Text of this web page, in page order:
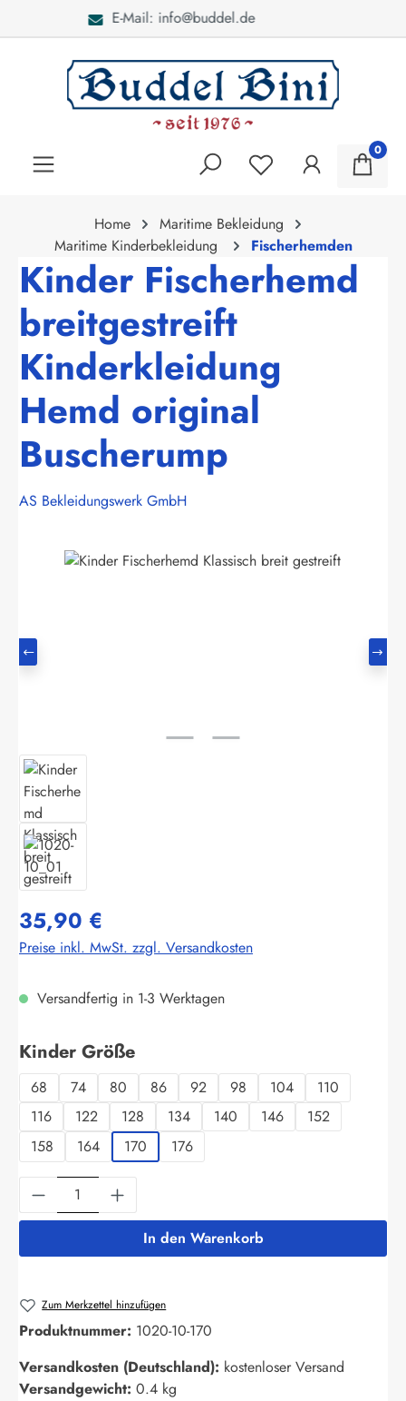
Bei Fragen: 040 - 46 28 52
0
Home
Maritime Bekleidung
Maritime Kinderbekleidung
Fischerhemden
Kinder Fischerhemd
breitgestreift
Kinderkleidung
Hemd original
Buscherump
AS Bekleidungswerk GmbH
Bildergalerie überspringen
35,90 €
Preise inkl. MwSt. zzgl. Versandkosten
Versandfertig in 1-3 Werktagen
Kinder Größeauswählen
68 74 80 86 92 98 104
110
116
122 128 134 140 146
152
158
164 170 176
Produkt Anzahl: Gib den gewünschten
In den Warenkorb
Zum Merkzettel hinzufügen
Produktnummer: 1020-10-170
Versandkosten (Deutschland): kostenloser Versand
Versandgewicht: 0.4 kg